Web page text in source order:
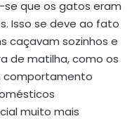
que os gatos eram
Isso se deve ao fato
caçavam sozinhos e
de matilha, como os
comportamento
muito mais